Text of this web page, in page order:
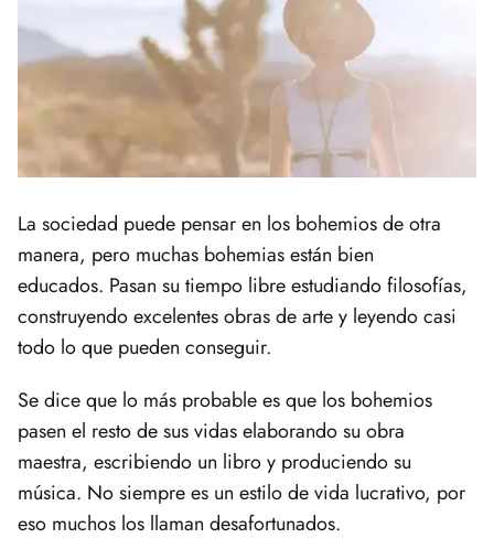
La sociedad puede pensar en los bohemios de otra
manera, pero muchas bohemias están bien
educados. Pasan su tiempo libre estudiando filosofías,
construyendo excelentes obras de arte y leyendo casi
todo lo que pueden conseguir.
Se dice que lo más probable es que los bohemios
pasen el resto de sus vidas elaborando su obra
maestra, escribiendo un libro y produciendo su
música. No siempre es un estilo de vida lucrativo, por
eso muchos los llaman desafortunados.